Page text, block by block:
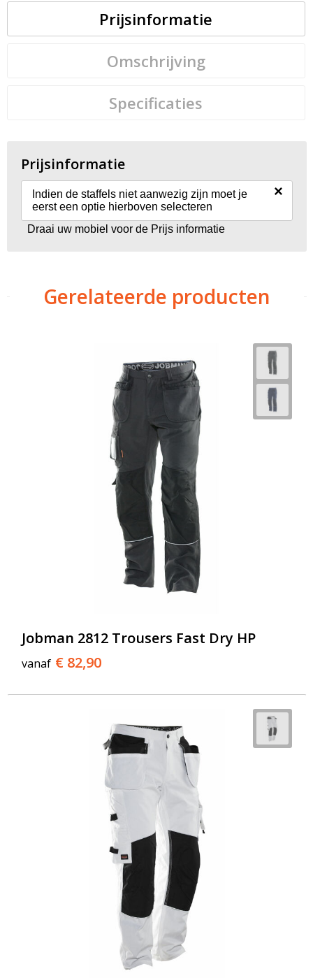
Prijsinformatie
Omschrijving
Specificaties
Prijsinformatie
Indien de staffels niet aanwezig zijn moet je
eerst een optie hierboven selecteren
×
Draai uw mobiel voor de Prijs informatie
Gerelateerde producten
Jobman 2812 Trousers Fast Dry HP
vanaf € 82,90